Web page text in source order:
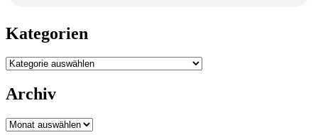
Kategorien
Kategorien
Archiv
Archiv